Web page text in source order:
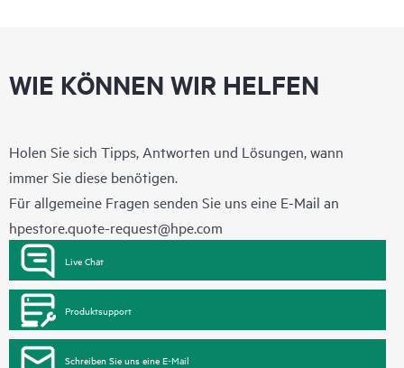
WIE KÖNNEN WIR HELFEN
Holen Sie sich Tipps, Antworten und Lösungen, wann
immer Sie diese benötigen.
Für allgemeine Fragen senden Sie uns eine E-Mail an
hpestore.quote-request@hpe.com
Live Chat
Produktsupport
Schreiben Sie uns eine E-Mail